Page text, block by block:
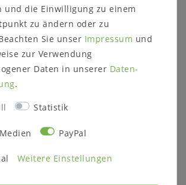
Wohnzimmertisch mit
mit Fräsung
massiv
nussbaumfarben gebeizt und
und die Einwilligung zu einem
zu ändern oder zu
Sie unser Impressum und
zur Verwendung
Daten in unserer Daten­
.
Statistik
PayPal
Weitere Einstellungen